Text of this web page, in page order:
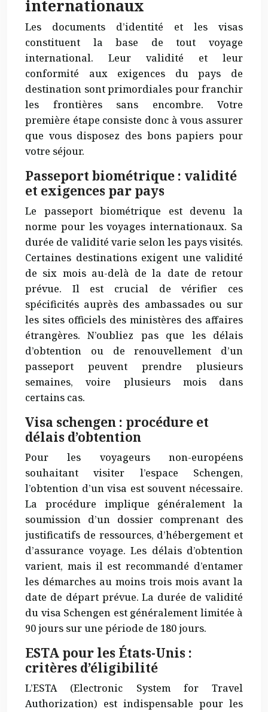
internationaux
Les documents d’identité et les visas
constituent la base de tout voyage
international. Leur validité et leur
conformité aux exigences du pays de
destination sont primordiales pour franchir
les frontières sans encombre. Votre
première étape consiste donc à vous assurer
que vous disposez des bons papiers pour
votre séjour.
Passeport biométrique : validité
et exigences par pays
Le passeport biométrique est devenu la
norme pour les voyages internationaux. Sa
durée de validité varie selon les pays visités.
Certaines destinations exigent une validité
de six mois au-delà de la date de retour
prévue. Il est crucial de vérifier ces
spécificités auprès des ambassades ou sur
les sites officiels des ministères des affaires
étrangères. N’oubliez pas que les délais
d’obtention ou de renouvellement d’un
passeport peuvent prendre plusieurs
semaines, voire plusieurs mois dans
certains cas.
Visa schengen : procédure et
délais d’obtention
Pour les voyageurs non-européens
souhaitant visiter l’espace Schengen,
l’obtention d’un visa est souvent nécessaire.
La procédure implique généralement la
soumission d’un dossier comprenant des
justificatifs de ressources, d’hébergement et
d’assurance voyage. Les délais d’obtention
varient, mais il est recommandé d’entamer
les démarches au moins trois mois avant la
date de départ prévue. La durée de validité
du visa Schengen est généralement limitée à
90 jours sur une période de 180 jours.
ESTA pour les États-Unis :
critères d’éligibilité
L’ESTA (Electronic System for Travel
Authorization) est indispensable pour les